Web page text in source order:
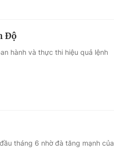
Học trực tuyến
Độ
hành và thực thi hiệu quả lệnh
tháng 6 nhờ đà tăng mạnh của